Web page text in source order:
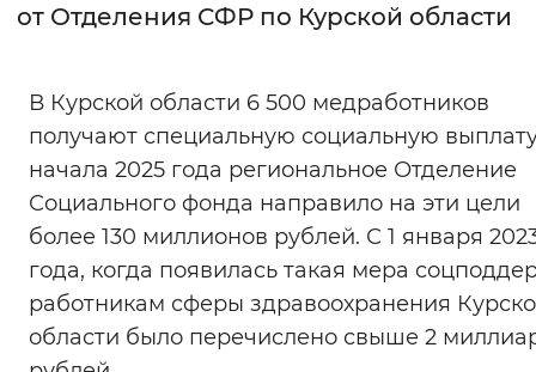
Интервал между буквами
Цвет сайта
Монохромный
Синий фон
Изображения
Включены Выключены
от Отделения СФР по Курской области
В Курской области 6 500 медработников
получают специальную социальную
начала 2025 года региональное Отделение
Социального фонда направило на эти цели
более 130 миллионов рублей. С 1 января
года, когда появилась такая мера
работникам сферы здравоохранения
области было перечислено свыше 2